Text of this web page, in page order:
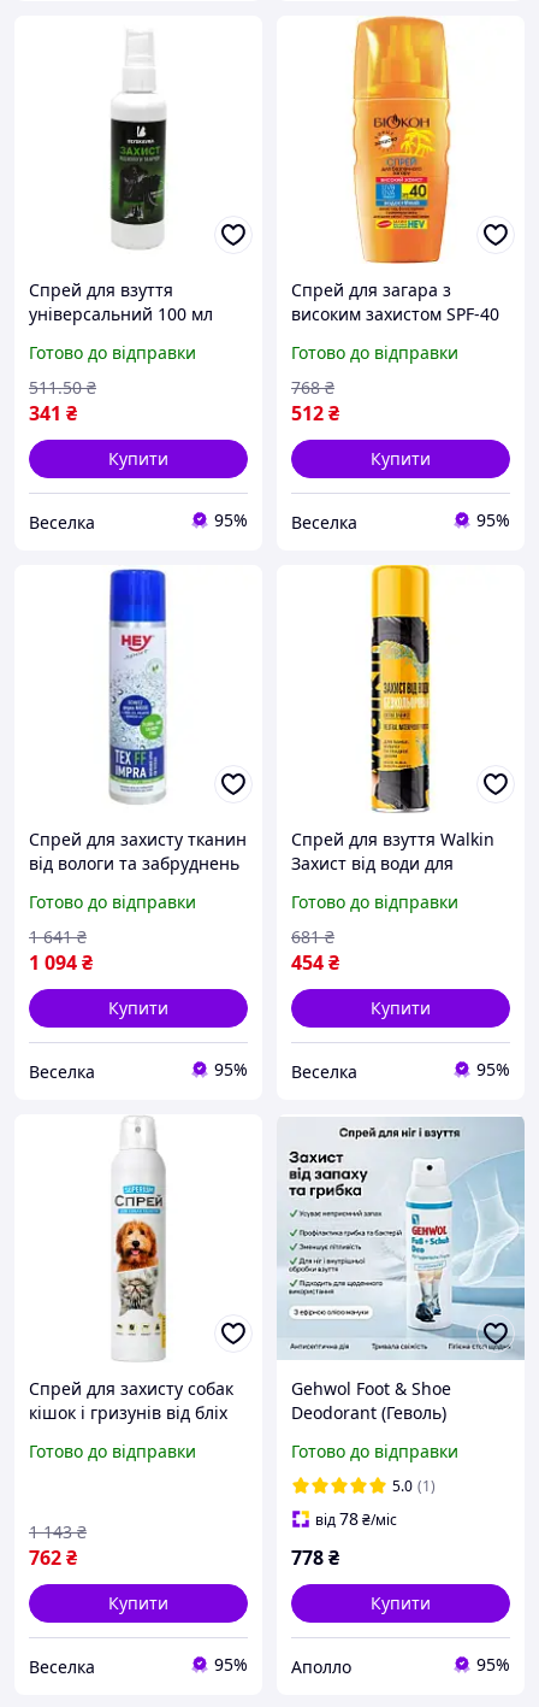
Спрей для взуття
універсальний 100 мл
для шкіри замші
текстилю FLAME
Готово до відправки
341 ₴
511.50 ₴
Купити
Веселка 95%
Спрей для загара з
високим захистом SPF-40
зволожуючий для захисту
від сонячних опіків. SPICY
Готово до відправки
512₴
768 ₴
Купити
Веселка 95%
Спрей для захисту тканин
від вологи та забруднень
відпочинку та
мембранних матеріалів
FLAME
Готово до відправки
1 094₴
1 641 ₴
Купити
Веселка 95%
Спрей для взуття Walkin
Захист від води для
замші, нубуку
Безбарвний 250 мл
(4820184442115)
Готово до відправки
454₴
681 ₴
Купити
Веселка 95%
Спрей для захисту собак
кішок і гризунів від бліх
мл SPICY
Готово до відправки
762₴
1 143 ₴
Купити
Веселка 95%
Gehwol Foot & Shoe
Deodorant (Геволь)
і взуття від запаху та
грибка, свіжість і захист,
150 мл
Готово до відправки
5.0 (1)
від78₴/міс
778₴
Купити
Аполло 95%